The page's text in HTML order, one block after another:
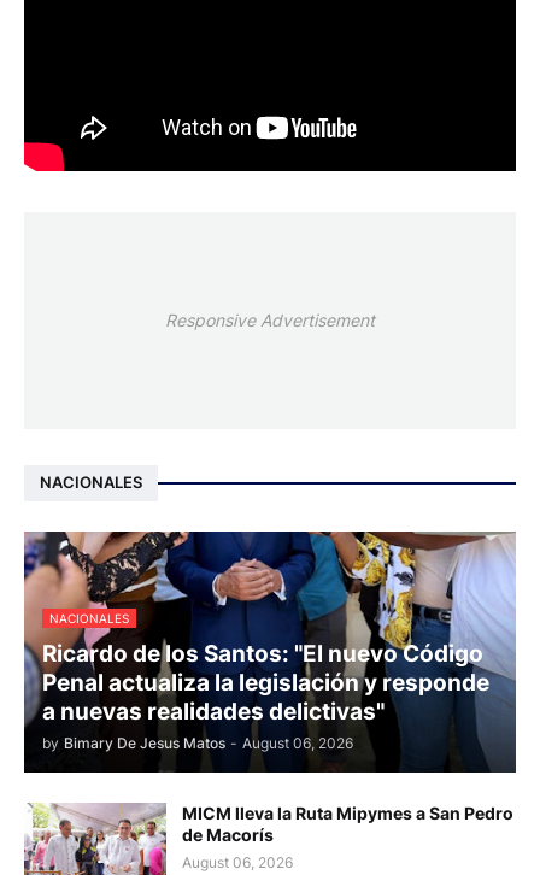
Responsive Advertisement
NACIONALES
NACIONALES
Ricardo de los Santos: "El nuevo Código
Penal actualiza la legislación y responde
a nuevas realidades delictivas"
by Bimary De Jesus Matos - August 06, 2026
MICM lleva la Ruta Mipymes a San Pedro
de Macorís
August 06, 2026